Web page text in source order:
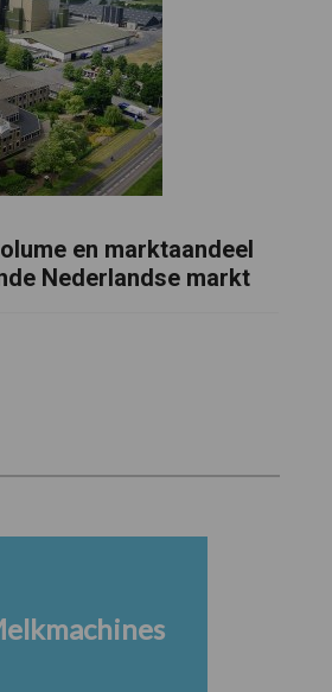
en marktaandeel
Nederlandse markt